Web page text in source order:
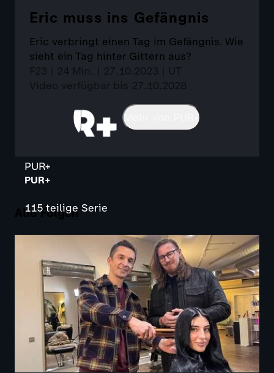
Eric muss ins Gefängnis
Eric verbringt einen Tag im Gefängnis. Wie
sieht ein Tag hinter Gittern aus?
F23 | 24 Min. | 27.10.2023 | UT
Video verfügbar bis 27.10.2028
Mehr von PUR+
Alle Folgen
PUR+
PUR+
115 teilige Serie